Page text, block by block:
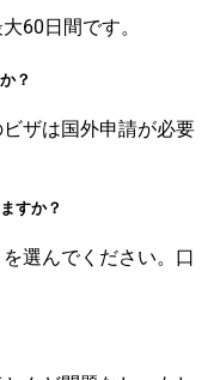
60日間です。
？
ザは国外申請が必要
すか？
選んでください。口